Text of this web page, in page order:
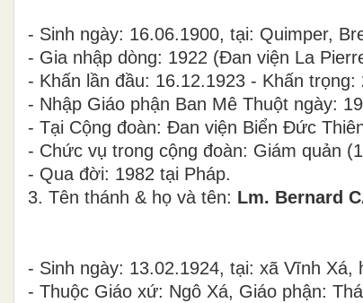
- Sinh ngày: 16.06.1900, tại: Quimper,
- Gia nhập dòng: 1922 (Đan viện La
- Khấn lần đầu: 16.12.1923 - Khấn trọng:
- Nhập Giáo phận Ban Mê Thuột ngày:
- Tại Cộng đoàn: Đan viện Biển Đức
- Chức vụ trong cộng đoàn: Giám quản
- Qua đời: 1982 tại Pháp.
3. Tên thánh & họ và tên: Lm. Bernard
- Sinh ngày: 13.02.1924, tại: xã Vĩnh
- Thuộc Giáo xứ: Ngô Xá, Giáo phận: